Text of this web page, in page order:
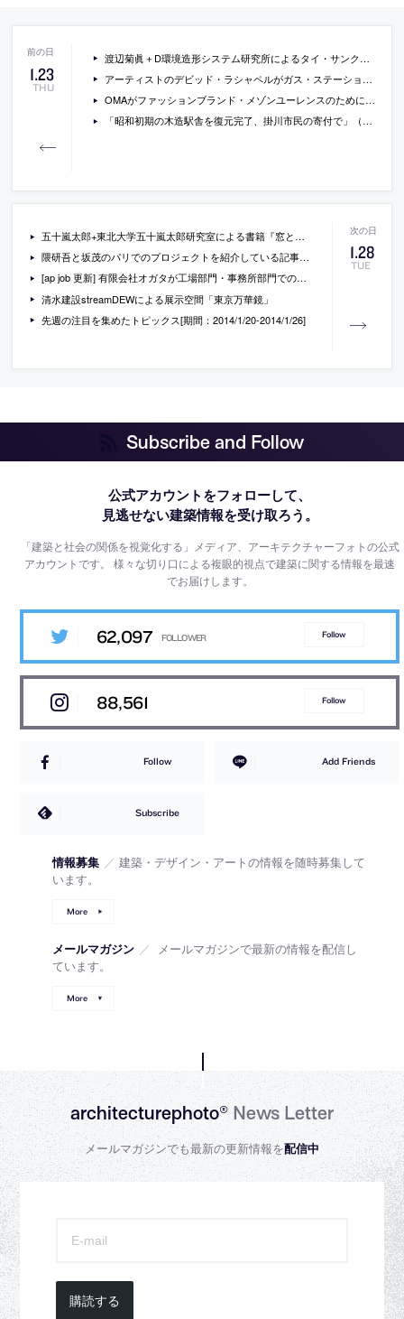
1.23
THU
渡辺菊眞＋D環境造形システム研究所によるタイ・サンクラブリ村の孤児院兼学校「天翔る方舟」の写真など
アーティストのデビッド・ラシャペルがガス・ステーションなどを参照して制作した作品の画像
OMAがファッションブランド・メゾンユーレンスのためにデザインしたパリの旗艦店の写真
「昭和初期の木造駅舎を復元完了、掛川市民の寄付で」（ケンプラッツ）
1.28
TUE
五十嵐太郎+東北大学五十嵐太郎研究室による書籍『窓と建築の格言学』
隈研吾と坂茂のパリでのプロジェクトを紹介している記事「パリでも木で勝負する隈研吾、坂茂両氏の注目作」
[ap job 更新] 有限会社オガタが工場部門・事務所部門でのスタッフを募集中
清水建設streamDEWによる展示空間「東京万華鏡」
先週の注目を集めたトピックス[期間：2014/1/20-2014/1/26]
Subscribe and Follow
公式アカウントをフォローして、
見逃せない建築情報を受け取ろう。
「建築と社会の関係を視覚化する」メディア、アーキテクチャーフォトの公式
アカウントです。様々な切り口による複眼的視点で建築に関する情報を最速
でお届けします。
62,097 Follow
88,561 Follow
Follow Add Friends
Subscribe
情報募集 ／ 建築・デザイン・アートの情報を随時募集して
います。
More
メールマガジン ／
メールマガジンで最新の情報を配信し
ています。
More
architecturephoto®News Letter
メールマガジンでも最新の更新情報を配信中
購読する